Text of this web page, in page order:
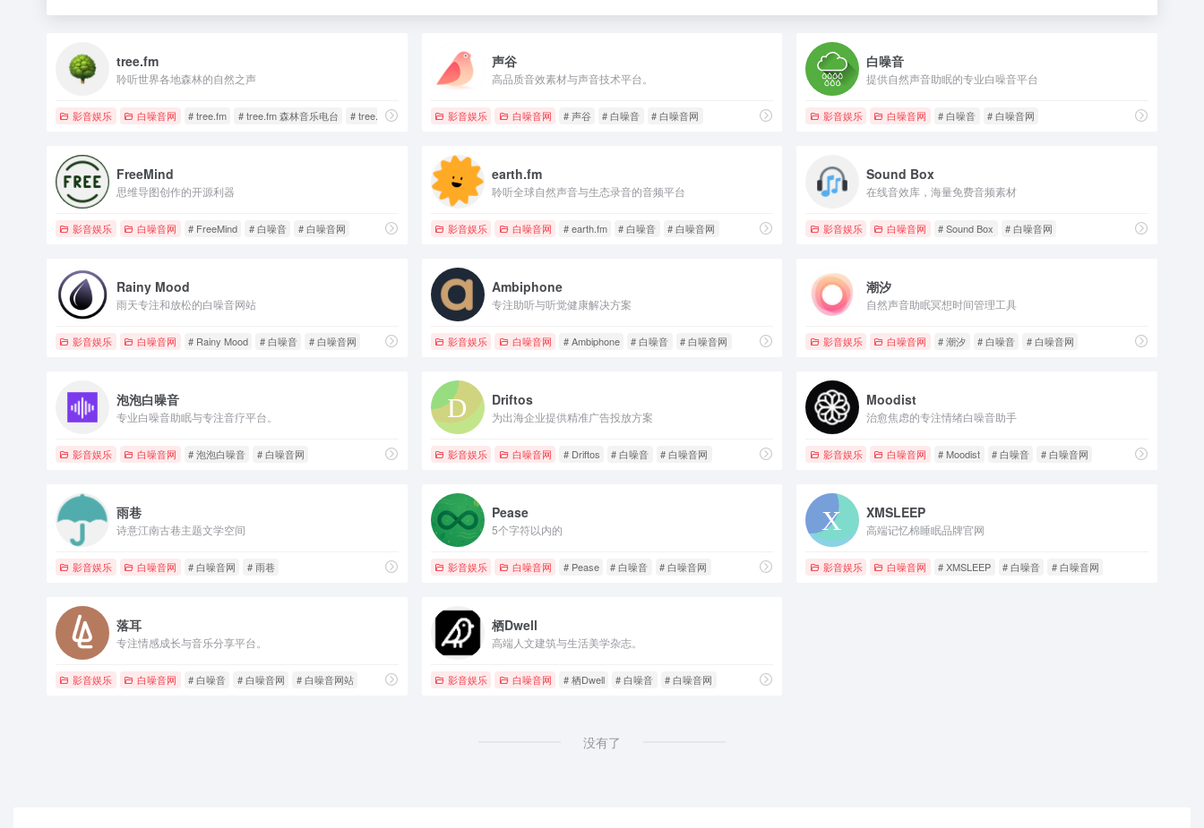
tree.fm
聆听世界各地森林的自然之声
影音娱乐 白噪音网 # tree.fm # tree.fm 森林音乐电台 # tree.fm网站
声谷
高品质音效素材与声音技术平台。
影音娱乐 白噪音网 # 声谷 # 白噪音 # 白噪音网
白噪音
提供自然声音助眠的专业白噪音平台
影音娱乐 白噪音网 # 白噪音 # 白噪音网
FreeMind
思维导图创作的开源利器
影音娱乐 白噪音网 # FreeMind # 白噪音 # 白噪音网
earth.fm
聆听全球自然声音与生态录音的音频平台
影音娱乐 白噪音网 # earth.fm # 白噪音 # 白噪音网
Sound Box
在线音效库，海量免费音频素材
影音娱乐 白噪音网 # Sound Box # 白噪音网
Rainy Mood
雨天专注和放松的白噪音网站
影音娱乐 白噪音网 # Rainy Mood # 白噪音 # 白噪音网
Ambiphone
专注助听与听觉健康解决方案
影音娱乐 白噪音网 # Ambiphone # 白噪音 # 白噪音网
潮汐
自然声音助眠冥想时间管理工具
影音娱乐 白噪音网 # 潮汐 # 白噪音 # 白噪音网
泡泡白噪音
专业白噪音助眠与专注音疗平台。
影音娱乐 白噪音网 # 泡泡白噪音 # 白噪音网
Driftos
为出海企业提供精准广告投放方案
影音娱乐 白噪音网 # Driftos # 白噪音 # 白噪音网
Moodist
治愈焦虑的专注情绪白噪音助手
影音娱乐 白噪音网 # Moodist # 白噪音 # 白噪音网
雨巷
诗意江南古巷主题文学空间
影音娱乐 白噪音网 # 白噪音网 # 雨巷
Pease
5个字符以内的
影音娱乐 白噪音网 # Pease # 白噪音 # 白噪音网
XMSLEEP
高端记忆棉睡眠品牌官网
影音娱乐 白噪音网 # XMSLEEP # 白噪音 # 白噪音网
落耳
专注情感成长与音乐分享平台。
影音娱乐 白噪音网 # 白噪音 # 白噪音网 # 白噪音网站
栖Dwell
高端人文建筑与生活美学杂志。
影音娱乐 白噪音网 # 栖Dwell # 白噪音 # 白噪音网
没有了